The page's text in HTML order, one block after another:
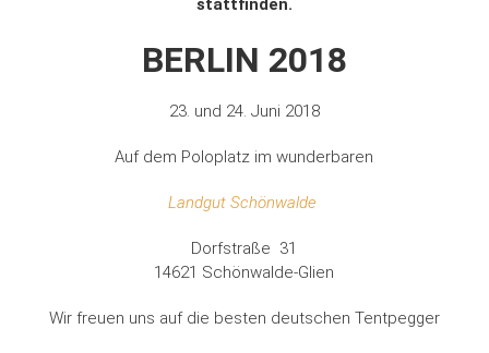
stattfinden.
BERLIN 2018
23. und 24. Juni 2018
Auf dem Poloplatz im wunderbaren
Landgut Schönwalde
Dorfstraße 31
14621 Schönwalde-Glien
Wir freuen uns auf die besten deutschen Tentpegger